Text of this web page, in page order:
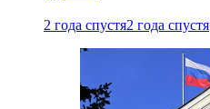
2 года спустя2 года спустя